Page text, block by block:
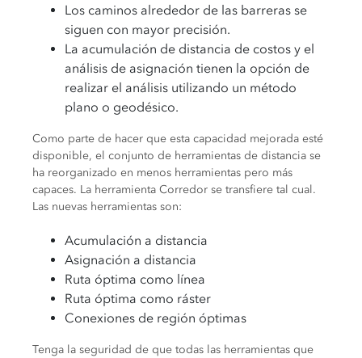
Los caminos alrededor de las barreras se
siguen con mayor precisión.
La acumulación de distancia de costos y el
análisis de asignación tienen la opción de
realizar el análisis utilizando un método
plano o geodésico.
Como parte de hacer que esta capacidad mejorada esté
disponible, el conjunto de herramientas de distancia se
ha reorganizado en menos herramientas pero más
capaces. La herramienta Corredor se transfiere tal cual.
Las nuevas herramientas son:
Acumulación a distancia
Asignación a distancia
Ruta óptima como línea
Ruta óptima como ráster
Conexiones de región óptimas
Tenga la seguridad de que todas las herramientas que